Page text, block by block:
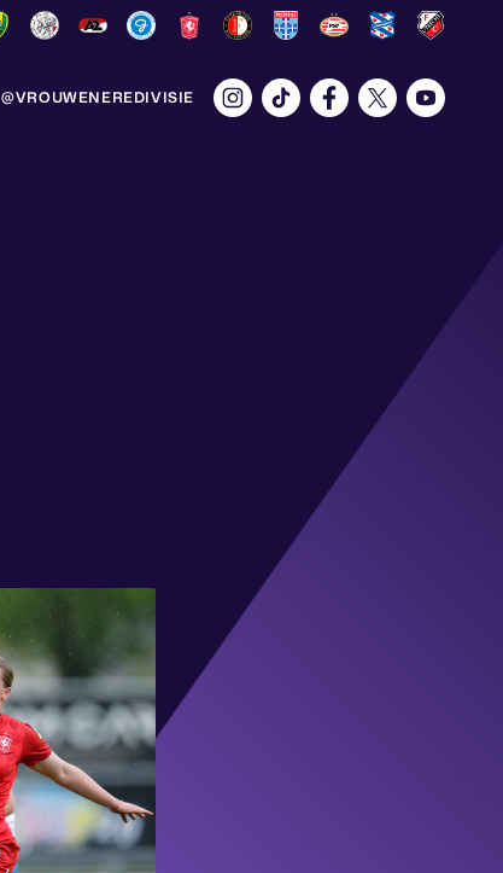
@VROUWENEREDIVISIE